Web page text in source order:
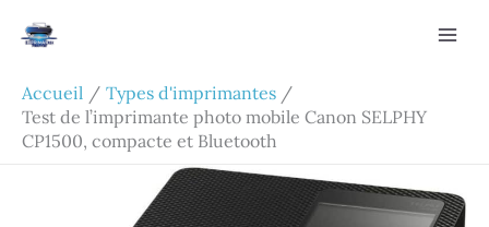
Accueil
Types d'imprimantes
Test de l’imprimante photo mobile Canon SELPHY
CP1500, compacte et Bluetooth
Rechercher